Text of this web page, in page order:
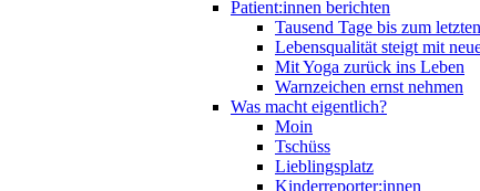
Patient:innen berichten
Tausend Tage bis zum
Lebensqualität steigt mit
Mit Yoga zurück ins Leben
Warnzeichen ernst nehmen
Was macht eigentlich?
Moin
Tschüss
Lieblingsplatz
Kinderreporter:innen